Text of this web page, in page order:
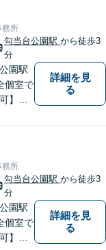
する
法律
軽に
務所
勾当台公園駅から徒歩3
分
園駅
個室で
】当
おり
の方
い。
詳細を見
る
務所
勾当台公園駅から徒歩3
分
園駅
個室で
】
詳細を見
る